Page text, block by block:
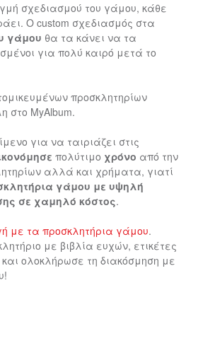
σχεδιασμού του γάμου, κάθε
Ο custom σχεδιασμός στα
γάμου θα τα κάνει να τα
για πολύ καιρό μετά το
προσκλητηρίων
στο MyAlbum.
για να ταιριάζει στις
πολύτιμο χρόνο από την
αλλά και χρήματα, γιατί
γάμου με υψηλή
σε χαμηλό κόστος.
με τα προσκλητήρια γάμου.
με βιβλία ευχών, ετικέτες
ολοκλήρωσε τη διακόσμηση με